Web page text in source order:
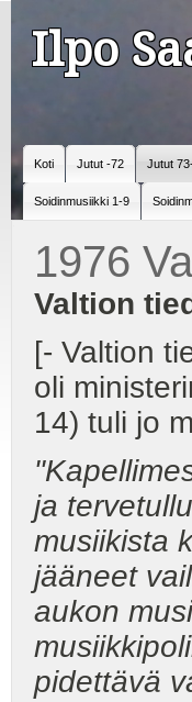
Ilpo
Koti Jutut -72 Jutut
Soidinmusiikki 1-9
1976
Valtion
[- Valtion
oli
14) tuli jo
ja
musiikista
jääneet
aukon
pidettävä